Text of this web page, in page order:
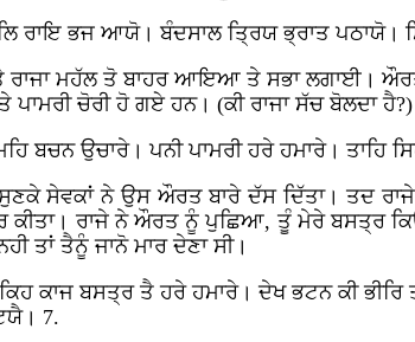
ਰਾਇ ਭਜ ਆਯੋ। ਬੰਦਸਾਲ ਤ੍ਰਿਯ ਭ੍ਰਾਤ ਪਠਾਯੋ।
ਮਹੱਲ ਤੋ ਬਾਹਰ ਆਇਆ ਤੇ ਸਭਾ ਲਗਾਈ। ਔਰਤ
ਤੇ ਪਾਮਰੀ ਚੋਰੀ ਹੋ ਗਏ ਹਨ। (ਕੀ ਰਾਜਾ ਸੱਚ ਬੋਲਦਾ
ਬਚਨ ਉਚਾਰੇ। ਪਨੀ ਪਾਮਰੀ ਹਰੇ ਹਮਾਰੇ। ਤਾਹਿ
ਸੇਵਕਾਂ ਨੇ ਉਸ ਔਰਤ ਬਾਰੇ ਦੱਸ ਦਿੱਤਾ। ਤਦ
ਕੀਤਾ। ਰਾਜੇ ਨੇ ਔਰਤ ਨੂੰ ਪੁਛਿਆ, ਤੂੰ ਮੇਰੇ ਬਸਤ੍ਰ
ਤਾਂ ਤੈਨੂੰ ਜਾਨੋ ਮਾਰ ਦੇਣਾ ਸੀ।
ਕਾਜ ਬਸਤ੍ਰ ਤੈ ਹਰੇ ਹਮਾਰੇ। ਦੇਖ ਭਟਨ ਕੀ ਭੀਰਿ
7.